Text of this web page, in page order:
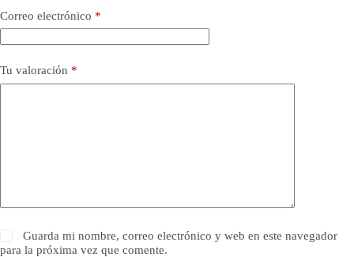
Correo electrónico *
Tu valoración *
Guarda mi nombre, correo electrónico y web en este navegador
para la próxima vez que comente.